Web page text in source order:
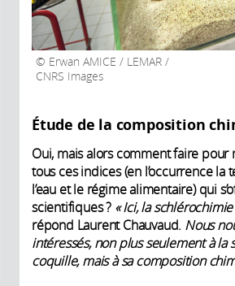
Erwan AMICE / LEMAR /
CNRS Images
Étude de la composition
Oui, mais alors comment faire pour
tous ces indices (en l’occurrence la
l’eau et le régime alimentaire) qui
scientifiques ? « Ici, la
répond Laurent Chauvaud. Nous
intéressés, non plus seulement à la
coquille, mais à sa composition